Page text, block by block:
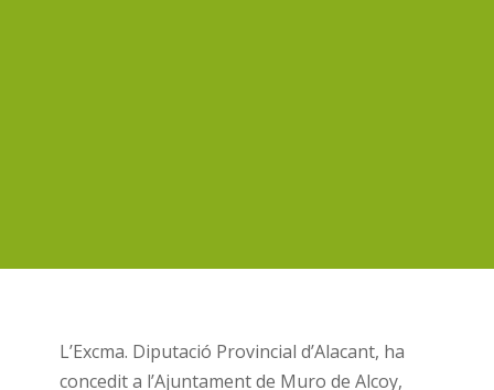
L’Excma. Diputació Provincial d’Alacant, ha
concedit a l’Ajuntament de Muro de Alcoy,